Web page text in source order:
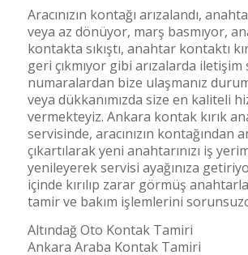
Aracınızın kontağı arızalandı,
veya az dönüyor, marş basmıyor,
kontakta sıkıştı, anahtar kontaktı
geri çıkmıyor gibi arızalarda iletişim
numaralardan bize ulaşmanız
veya dükkanımızda size en kaliteli
vermekteyiz. Ankara kontak kırık
servisinde, aracınızın kontağından
çıkartılarak yeni anahtarınızı iş
yenileyerek servisi ayağınıza
içinde kırılıp zarar görmüş
tamir ve bakım işlemlerini
Altındağ Oto Kontak Tamiri
Ankara Araba Kontak Tamiri